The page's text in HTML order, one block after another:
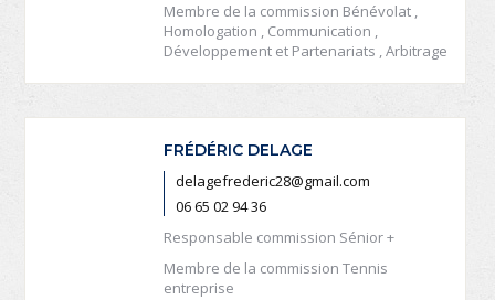
Membre de la commission Bénévolat ,
Homologation , Communication ,
Développement et Partenariats , Arbitrage
FRÉDÉRIC DELAGE
delagefrederic28@gmail.com
06 65 02 94 36
Responsable commission Sénior +
Membre de la commission Tennis
entreprise